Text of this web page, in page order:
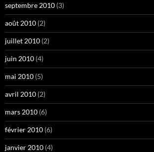
septembre 2010 (3)
août 2010 (2)
juillet 2010 (2)
juin 2010 (4)
mai 2010 (5)
avril 2010 (2)
mars 2010 (6)
février 2010 (6)
janvier 2010 (4)